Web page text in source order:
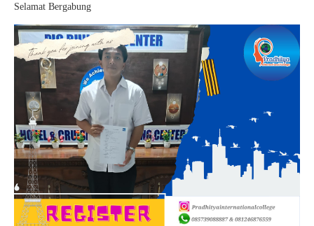
Selamat Bergabung